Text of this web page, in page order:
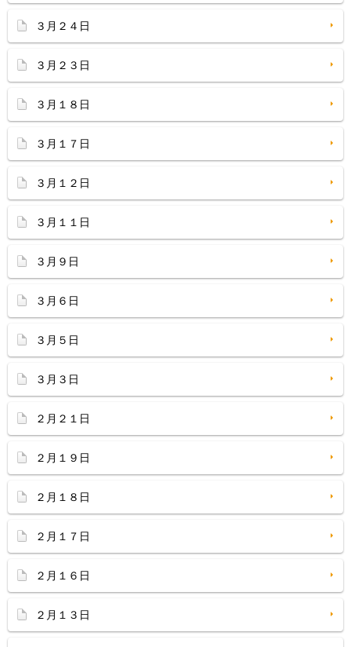
３月２４日
３月２３日
３月１８日
３月１７日
３月１２日
３月１１日
３月９日
３月６日
３月５日
３月３日
２月２１日
２月１９日
２月１８日
２月１７日
２月１６日
２月１３日